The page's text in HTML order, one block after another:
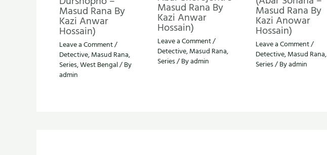
Masud Rana By
Kazi Anwar
Hossain)
Leave a Comment/
Detective,Masud Rana,
Series,West Bengal/ By
admin
Masud Rana By
Kazi Anwar
Hossain)
Leave a Comment/
Detective,Masud Rana,
Series/ Byadmin
Masud Rana By
Kazi Anowar
Hossain)
Leave a Comment/
Detective,Masud Rana,
Series/ Byadmin